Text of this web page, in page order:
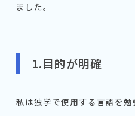
ました。
1.目的が明確
私は独学で使用する言語を